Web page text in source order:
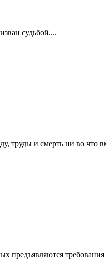
судьбой....
труды и смерть ни во что
предъявляются